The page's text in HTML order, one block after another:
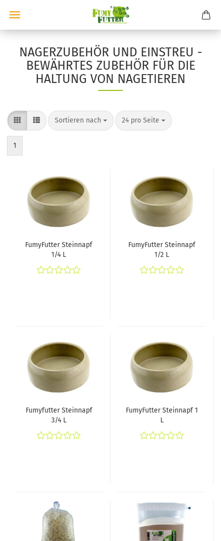
NAGERZUBEHÖR UND EINSTREU -
BEWÄHRTES ZUBEHÖR FÜR DIE
HALTUNG VON NAGETIEREN
Sortieren nach
Sortieren nach 24 pro Seite
pro Seite
1
FumyFutter Steinnapf
1/4 L
FumyFutter Steinnapf
1/2 L
Fumyfutter Steinnapf
3/4 L
FumyFutter Steinnapf 1
L